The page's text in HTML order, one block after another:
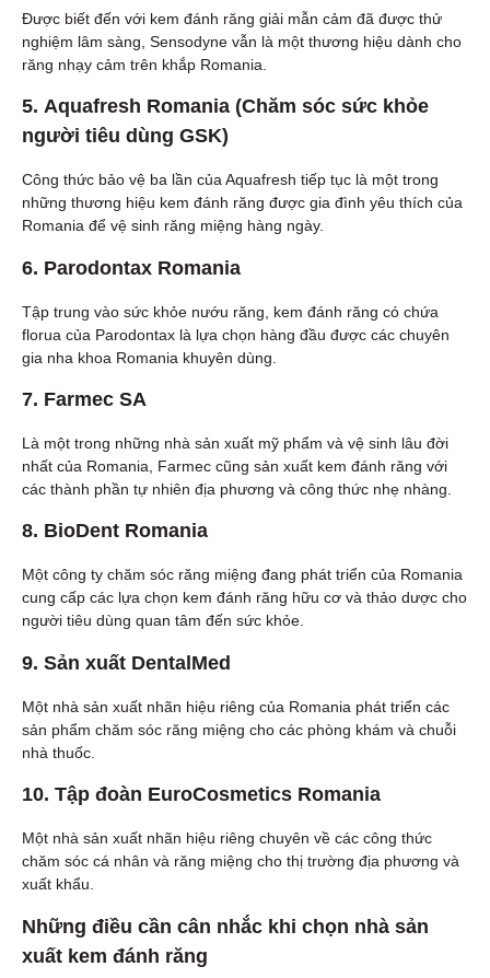
Được biết đến với kem đánh răng giải mẫn cảm đã được thử
nghiệm lâm sàng, Sensodyne vẫn là một thương hiệu dành cho
răng nhạy cảm trên khắp Romania.
5. Aquafresh Romania (Chăm sóc sức khỏe
người tiêu dùng GSK)
Công thức bảo vệ ba lần của Aquafresh tiếp tục là một trong
những thương hiệu kem đánh răng được gia đình yêu thích của
Romania để vệ sinh răng miệng hàng ngày.
6. Parodontax Romania
Tập trung vào sức khỏe nướu răng, kem đánh răng có chứa
florua của Parodontax là lựa chọn hàng đầu được các chuyên
gia nha khoa Romania khuyên dùng.
7. Farmec SA
Là một trong những nhà sản xuất mỹ phẩm và vệ sinh lâu đời
nhất của Romania, Farmec cũng sản xuất kem đánh răng với
các thành phần tự nhiên địa phương và công thức nhẹ nhàng.
8. BioDent Romania
Một công ty chăm sóc răng miệng đang phát triển của Romania
cung cấp các lựa chọn kem đánh răng hữu cơ và thảo dược cho
người tiêu dùng quan tâm đến sức khỏe.
9. Sản xuất DentalMed
Một nhà sản xuất nhãn hiệu riêng của Romania phát triển các
sản phẩm chăm sóc răng miệng cho các phòng khám và chuỗi
nhà thuốc.
10. Tập đoàn EuroCosmetics Romania
Một nhà sản xuất nhãn hiệu riêng chuyên về các công thức
chăm sóc cá nhân và răng miệng cho thị trường địa phương và
xuất khẩu.
Những điều cần cân nhắc khi chọn nhà sản
xuất kem đánh răng